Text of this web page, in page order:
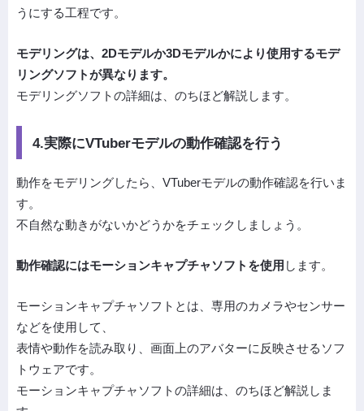
うにする工程です。
モデリングは、2Dモデルか3Dモデルかにより使用するモデ
リングソフトが異なります。
モデリングソフトの詳細は、のちほど解説します。
4.実際にVTuberモデルの動作確認を行う
動作をモデリングしたら、VTuberモデルの動作確認を行いま
す。
不自然な動きがないかどうかをチェックしましょう。
動作確認にはモーションキャプチャソフトを使用 します。
モーションキャプチャソフトとは、専用のカメラやセンサー
などを使用して、
表情や動作を読み取り、画面上のアバターに反映させるソフ
トウェアです。
モーションキャプチャソフトの詳細は、のちほど解説しま